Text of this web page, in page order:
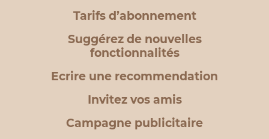
Tarifs d’abonnement
Suggérez de nouvelles
fonctionnalités
Ecrire une recommendation
Invitez vos amis
Campagne publicitaire